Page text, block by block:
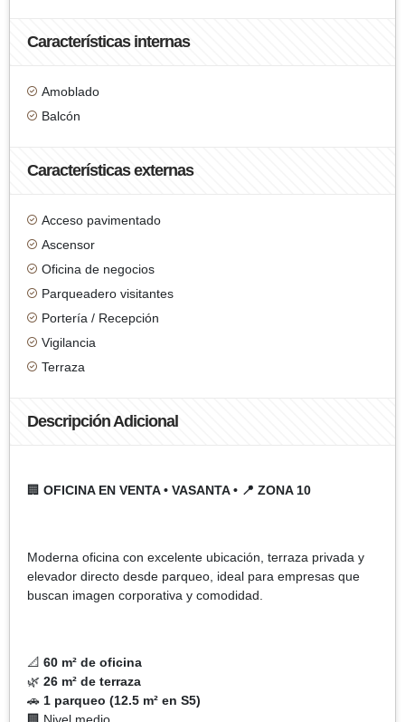
Características internas
Amoblado
Balcón
Características externas
Acceso pavimentado
Ascensor
Oficina de negocios
Parqueadero visitantes
Portería / Recepción
Vigilancia
Terraza
Descripción Adicional
🏢 OFICINA EN VENTA • VASANTA • 📍 ZONA 10
Moderna oficina con excelente ubicación, terraza privada y
elevador directo desde parqueo, ideal para empresas que
buscan imagen corporativa y comodidad.
📐 60 m² de oficina
🌿 26 m² de terraza
🚗 1 parqueo (12.5 m² en S5)
🏢 Nivel medio